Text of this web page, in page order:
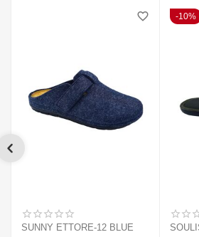
SUNNY ETTORE-12 BLUE
10%